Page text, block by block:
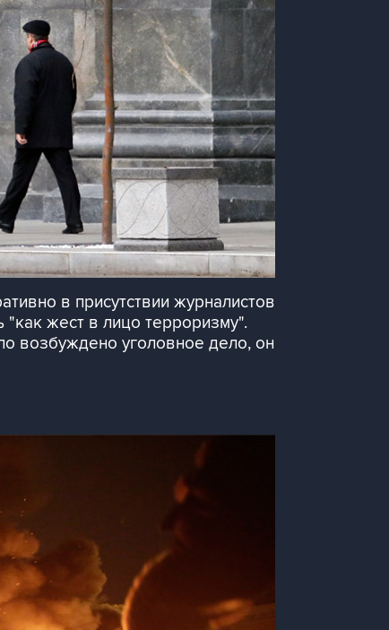
в присутствии журналистов
жест в лицо терроризму".
возбуждено уголовное дело, он